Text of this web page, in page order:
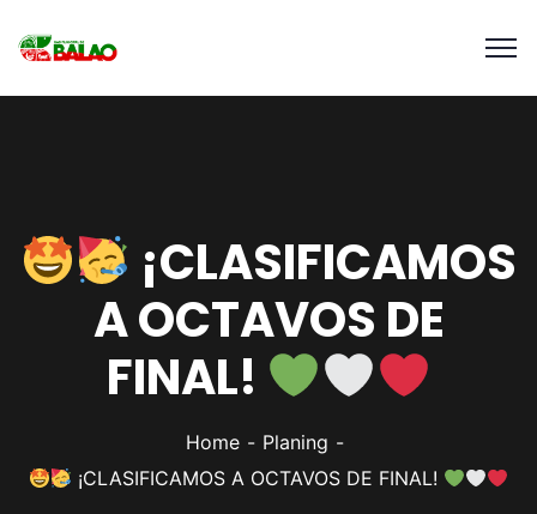
¡CLASIFICAMOS
A OCTAVOS DE
FINAL!
Home
Planing
¡CLASIFICAMOS A OCTAVOS DE FINAL!